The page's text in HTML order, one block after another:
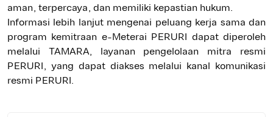
aman, terpercaya, dan memiliki kepastian hukum.
Informasi lebih lanjut mengenai peluang kerja sama dan
program kemitraan e-Meterai PERURI dapat diperoleh
melalui TAMARA, layanan pengelolaan mitra resmi
PERURI, yang dapat diakses melalui kanal komunikasi
resmi PERURI.